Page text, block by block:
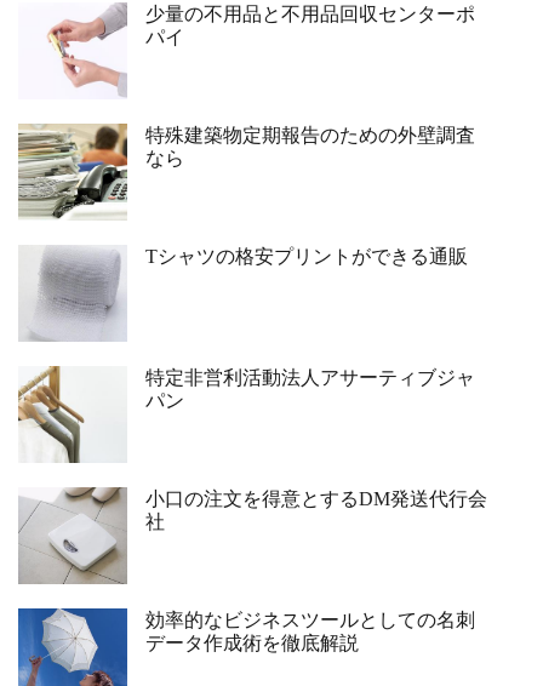
少量の不用品と不用品回収センターポ
パイ
特殊建築物定期報告のための外壁調査
なら
Tシャツの格安プリントができる通販
特定非営利活動法人アサーティブジャ
パン
小口の注文を得意とするDM発送代行会
社
効率的なビジネスツールとしての名刺
データ作成術を徹底解説